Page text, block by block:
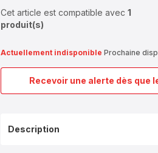
Cet article est compatible avec 1
produit(s)
Actuellement indisponible Prochaine
Recevoir une alerte dès que
Description